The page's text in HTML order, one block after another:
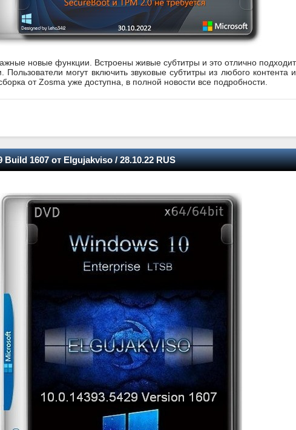
новые функции. Встроены живые субтитры и это отлично
Пользователи могут включить звуковые субтитры из любого контента
от Zosma уже доступна, в полной новости все подробности.
1607 от Elgujakviso / 28.10.22 RUS